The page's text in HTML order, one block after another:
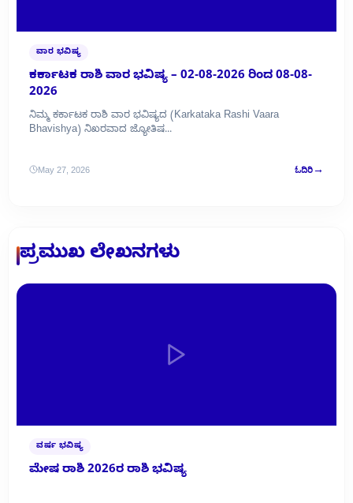
ವಾರ ಭವಿಷ್ಯ
ಕರ್ಕಾಟಕ ರಾಶಿ ವಾರ ಭವಿಷ್ಯ – 02-08-2026 ರಿಂದ 08-08-
2026
ನಿಮ್ಮ ಕರ್ಕಾಟಕ ರಾಶಿ ವಾರ ಭವಿಷ್ಯದ (Karkataka Rashi Vaara
Bhavishya) ನಿಖರವಾದ ಜ್ಯೋತಿಷ...
May 27, 2026 ಓದಿರಿ→
ಪ್ರಮುಖ ಲೇಖನಗಳು
ವರ್ಷ ಭವಿಷ್ಯ
ಮೇಷ ರಾಶಿ 2026ರ ರಾಶಿ ಭವಿಷ್ಯ